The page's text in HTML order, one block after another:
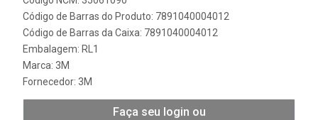
Código de Barras do Produto: 7891040004012
Código de Barras da Caixa: 7891040004012
Embalagem: RL1
Marca: 3M
Fornecedor: 3M
Faça seu login ou